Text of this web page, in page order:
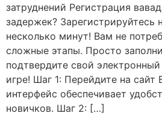
затруднений Регистрация
задержек? Зарегистрируйтесь
несколько минут! Вам не
сложные этапы. Просто
подтвердите свой
игре! Шаг 1: Перейдите на сайт
интерфейс обеспечивает
новичков. Шаг 2: […]